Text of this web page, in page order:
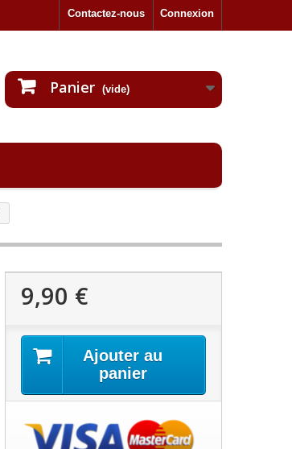
Connexion
Contactez-nous
Panier (vide)
9,90 €
Ajouter au
panier